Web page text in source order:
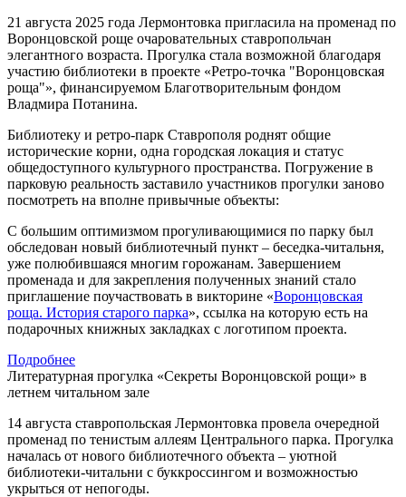
21 августа 2025 года Лермонтовка пригласила на променад по
Воронцовской роще очаровательных ставропольчан
элегантного возраста. Прогулка стала возможной благодаря
участию библиотеки в проекте «Ретро-точка "Воронцовская
роща"», финансируемом Благотворительным фондом
Владмира Потанина.
Библиотеку и ретро-парк Ставрополя роднят общие
исторические корни, одна городская локация и статус
общедоступного культурного пространства. Погружение в
парковую реальность заставило участников прогулки заново
посмотреть на вполне привычные объекты:
С большим оптимизмом прогуливающимися по парку был
обследован новый библиотечный пункт – беседка-читальня,
уже полюбившаяся многим горожанам. Завершением
променада и для закрепления полученных знаний стало
приглашение поучаствовать в викторине «Воронцовская
роща. История старого парка», ссылка на которую есть на
подарочных книжных закладках с логотипом проекта.
Подробнее
Литературная прогулка «Секреты Воронцовской рощи» в
летнем читальном зале
14 августа ставропольская Лермонтовка провела очередной
променад по тенистым аллеям Центрального парка. Прогулка
началась от нового библиотечного объекта – уютной
библиотеки-читальни с буккроссингом и возможностью
укрыться от непогоды.